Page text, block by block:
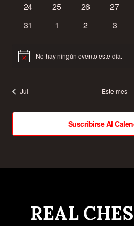
0
24
0
25
0
26
0
27
0
31
0
1
0
2
0
3
Aviso No hay ningún evento este día.
Jul Este mes
Suscribirse Al
REAL